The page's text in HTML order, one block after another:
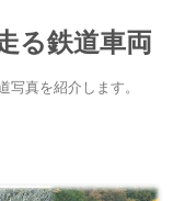
る鉄道車両
写真を紹介します。